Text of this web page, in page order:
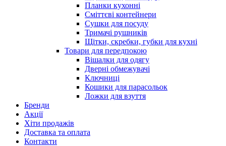
Планки кухонні
Сміттєві контейнери
Сушки для посуду
Тримачі рушників
Щітки, скребки, губки для кухні
Товари для передпокою
Вішалки для одягу
Дверні обмежувачі
Ключниці
Кошики для парасольок
Ложки для взуття
Бренди
Акції
Хіти продажів
Доставка та оплата
Контакти